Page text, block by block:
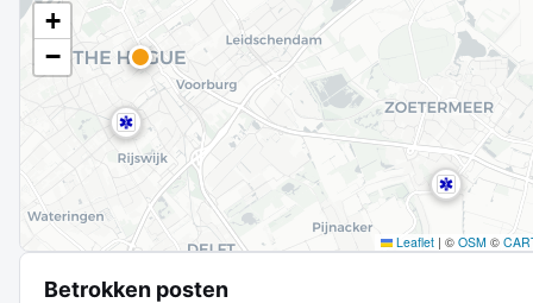
+
−
Leaflet | © OSM ©
Betrokken posten